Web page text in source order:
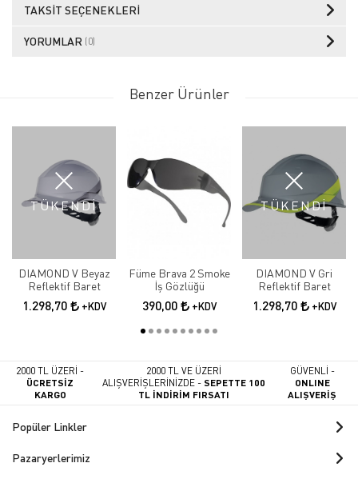
TAKSIT SEÇENEKLERI
YORUMLAR (0)
Benzer Ürünler
TÜKENDİ
DIAMOND V Beyaz
Reflektif Baret
1.298,70 +KDV
Füme Brava 2 Smoke
İş Gözlüğü
390,00 +KDV
TÜKENDİ
DIAMOND V Gri
Reflektif Baret
1.298,70 +KDV
2000 TL ÜZERİ -
ÜCRETSİZ
KARGO
2000 TL VE ÜZERİ
ALIŞVERİŞLERİNİZDE -SEPETTE 100
TL İNDİRİM FIRSATI
GÜVENLİ -
ONLINE
ALIŞVERİŞ
Popüler Linkler
Pazaryerlerimiz